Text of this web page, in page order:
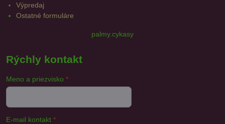
Výpredaj
Ostatné formuláre
palmy.cykasy
Rýchly kontakt
Meno a priezvisko *
E-mail kontakt *